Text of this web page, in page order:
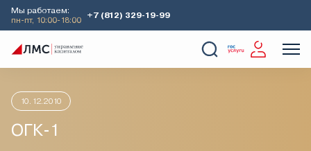
Мы работаем:
пн-пт, 10:00-18:00
+7 (812) 329-19-99
Главная Аналитика
10.12.2010
ОГК-1